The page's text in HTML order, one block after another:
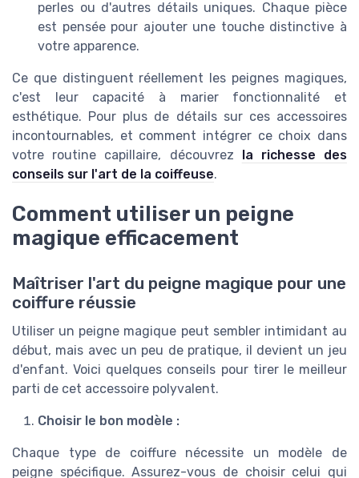
perles ou d'autres détails uniques. Chaque pièce
est pensée pour ajouter une touche distinctive à
votre apparence.
Ce que distinguent réellement les peignes magiques,
c'est leur capacité à marier fonctionnalité et
esthétique. Pour plus de détails sur ces accessoires
incontournables, et comment intégrer ce choix dans
votre routine capillaire, découvrez
la richesse des
conseils sur l'art de la coiffeuse.
Comment utiliser un peigne
magique efficacement
Maîtriser l'art du peigne magique pour une
coiffure réussie
Utiliser un peigne magique peut sembler intimidant au
début, mais avec un peu de pratique, il devient un jeu
d'enfant. Voici quelques conseils pour tirer le meilleur
parti de cet accessoire polyvalent.
Choisir le bon modèle :
Chaque type de coiffure nécessite un modèle de
peigne spécifique. Assurez-vous de choisir celui qui